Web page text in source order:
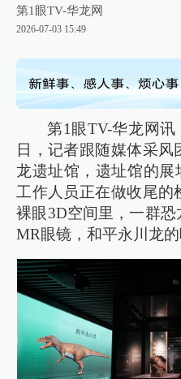
第1眼TV-华龙网
2026-07-03 15:49
第1眼TV-华龙网讯
日，记者跟随媒体采
龙遗址馆，遗址馆的展
工作人员正在做收尾的
裸眼3D空间里，一群
MR眼镜，和平永川龙